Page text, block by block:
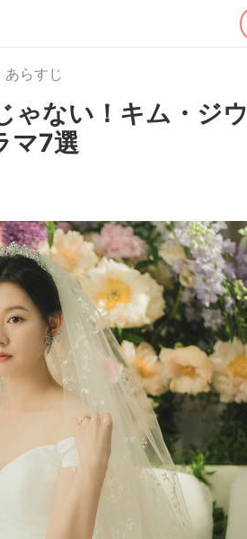
あらすじ
ゃない！キム・ジウ
マ7選